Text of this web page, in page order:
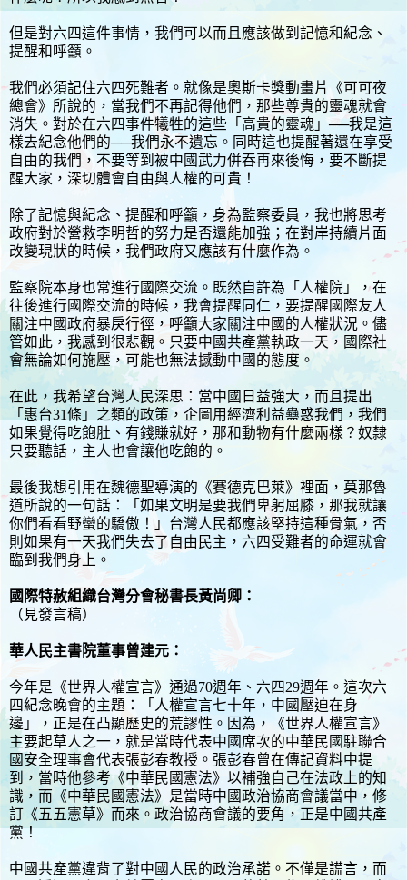
但是對六四這件事情，我們可以而且應該做到記憶和紀念、
提醒和呼籲。
我們必須記住六四死難者。就像是奧斯卡獎動畫片《可可夜
總會》所說的，當我們不再記得他們，那些尊貴的靈魂就會
消失。對於在六四事件犧牲的這些「高貴的靈魂」──我是這
樣去紀念他們的──我們永不遺忘。同時這也提醒著還在享受
自由的我們，不要等到被中國武力併吞再來後悔，要不斷提
醒大家，深切體會自由與人權的可貴！
除了記憶與紀念、提醒和呼籲，身為監察委員，我也將思考
政府對於營救李明哲的努力是否還能加強；在對岸持續片面
改變現狀的時候，我們政府又應該有什麼作為。
監察院本身也常進行國際交流。既然自許為「人權院」，在
往後進行國際交流的時候，我會提醒同仁，要提醒國際友人
關注中國政府暴戾行徑，呼籲大家關注中國的人權狀況。儘
管如此，我感到很悲觀。只要中國共產黨執政一天，國際社
會無論如何施壓，可能也無法撼動中國的態度。
在此，我希望台灣人民深思：當中國日益強大，而且提出
「惠台31條」之類的政策，企圖用經濟利益蠱惑我們，我們
如果覺得吃飽肚、有錢賺就好，那和動物有什麼兩樣？奴隸
只要聽話，主人也會讓他吃飽的。
最後我想引用在魏德聖導演的《賽德克巴萊》裡面，莫那魯
道所說的一句話：「如果文明是要我們卑躬屈膝，那我就讓
你們看看野蠻的驕傲！」台灣人民都應該堅持這種骨氣，否
則如果有一天我們失去了自由民主，六四受難者的命運就會
臨到我們身上。
國際特赦組織台灣分會秘書長黃尚卿：
（見發言稿）
華人民主書院董事曾建元：
今年是《世界人權宣言》通過70週年、六四29週年。這次六
四紀念晚會的主題：「人權宣言七十年，中國壓迫在身
邊」，正是在凸顯歷史的荒謬性。因為，《世界人權宣言》
主要起草人之一，就是當時代表中國席次的中華民國駐聯合
國安全理事會代表張彭春教授。張彭春曾在傳記資料中提
到，當時他參考《中華民國憲法》以補強自己在法政上的知
識，而《中華民國憲法》是當時中國政治協商會議當中，修
訂《五五憲草》而來。政治協商會議的要角，正是中國共產
黨！
中國共產黨違背了對中國人民的政治承諾。不僅是謊言，而